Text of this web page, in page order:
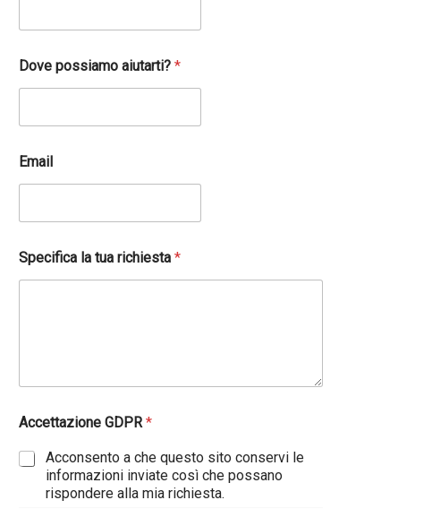
a
i
t
o
o
n
Dove possiamo aiutarti?*
Email
Specifica la tua richiesta*
Accettazione GDPR*
Acconsento a che questo sito conservi le
informazioni inviate così che possano
rispondere alla mia richiesta.